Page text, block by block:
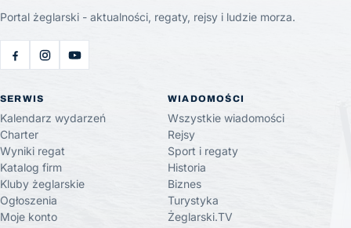
Portal żeglarski - aktualności, regaty, rejsy i ludzie morza.
SERWIS
Kalendarz wydarzeń
Charter
Wyniki regat
Katalog firm
Kluby żeglarskie
Ogłoszenia
Moje konto
WIADOMOŚCI
Wszystkie wiadomości
Rejsy
Sport i regaty
Historia
Biznes
Turystyka
Żeglarski.TV